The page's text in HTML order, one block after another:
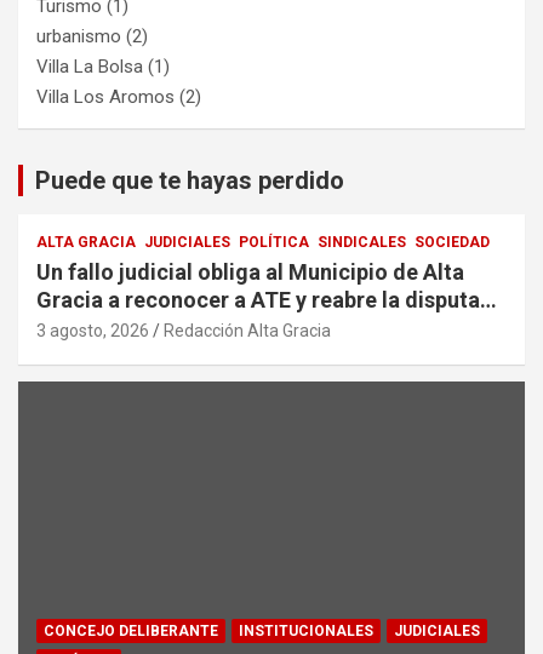
Turismo (1)
urbanismo (2)
Villa La Bolsa (1)
Villa Los Aromos (2)
Puede que te hayas perdido
ALTA GRACIA JUDICIALES POLÍTICA SINDICALES SOCIEDAD
Un fallo judicial obliga al Municipio de Alta
Gracia a reconocer a ATE y reabre la disputa
por la representación sindical
3 agosto, 2026 Redacción Alta Gracia
CONCEJO DELIBERANTE INSTITUCIONALES
JUDICIALES